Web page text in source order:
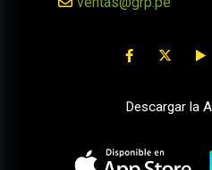
Descargar la